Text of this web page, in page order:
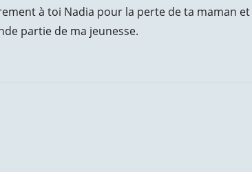
à toi Nadia pour la perte de ta maman et
partie de ma jeunesse.